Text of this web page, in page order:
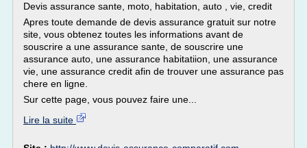
Devis assurance sante, moto, habitation, auto , vie, credit
Apres toute demande de devis assurance gratuit sur notre
site, vous obtenez toutes les informations avant de
souscrire a une assurance sante, de souscrire une
assurance auto, une assurance habitatiion, une assurance
vie, une assurance credit afin de trouver une assurance pas
chere en ligne.
Sur cette page, vous pouvez faire une...
Lire la suite